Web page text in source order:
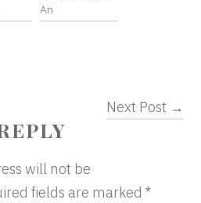
An
Next Post →
will not be
fields are marked*